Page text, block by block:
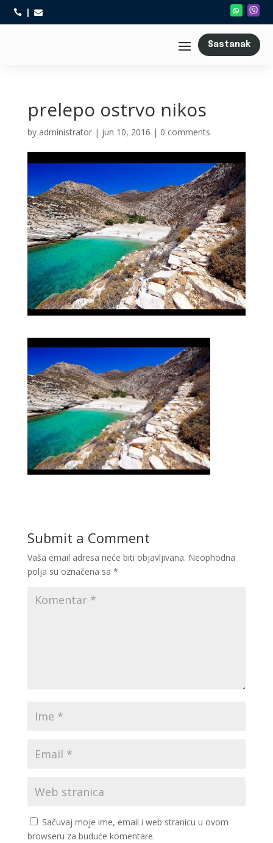
 
Sastanak
prelepo ostrvo nikos
by administrator| jun 10, 2016 | 0 comments
Submit a Comment
Vaša email adresa neće biti objavljivana. Neophodna
polja su označena sa *
Sačuvaj moje ime, email i web stranicu u ovom
browseru za buduće komentare.